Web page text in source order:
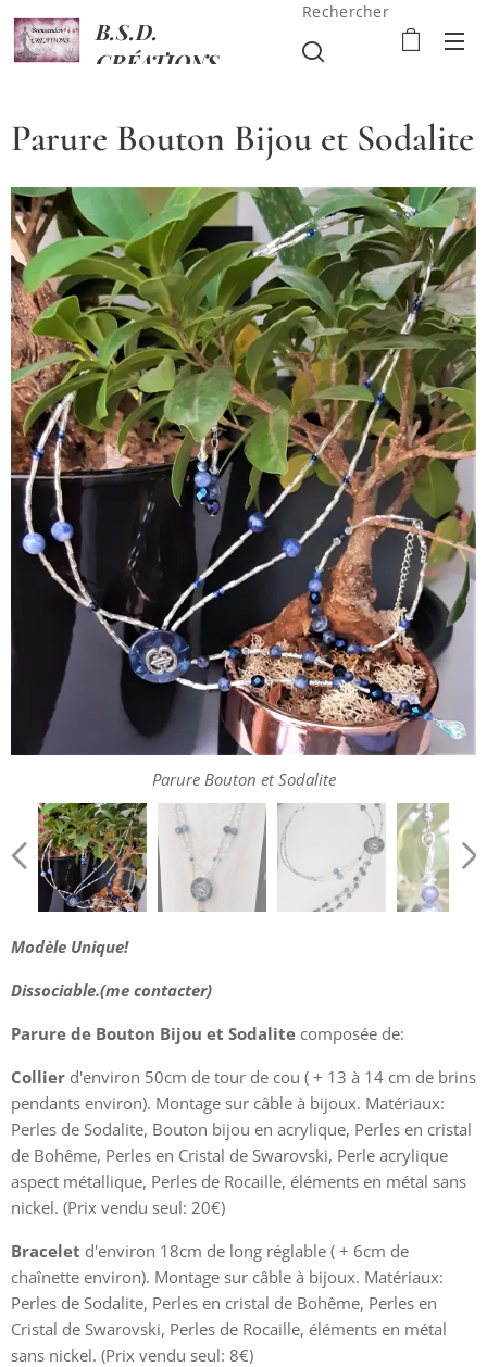
B.S.D.
CRÉATIONS
Rechercher
Parure Bouton Bijou et Sodalite
Parure Bouton et Sodalite
Parure Bouton et Sodalite
Parure Bouton et Sodalite
Parure Bouton et Sodalite
Parure Bouton et Sodalite
Modèle Unique!
Dissociable.(me contacter)
Parure de Bouton Bijou et Sodalite composée de:
Collier d'environ 50cm de tour de cou ( + 13 à 14 cm de brins
pendants environ). Montage sur câble à bijoux. Matériaux:
Perles de Sodalite, Bouton bijou en acrylique, Perles en cristal
de Bohême, Perles en Cristal de Swarovski, Perle acrylique
aspect métallique, Perles de Rocaille, éléments en métal sans
nickel. (Prix vendu seul: 20€)
Bracelet d'environ 18cm de long réglable ( + 6cm de
chaînette environ). Montage sur câble à bijoux. Matériaux:
Perles de Sodalite, Perles en cristal de Bohême, Perles en
Cristal de Swarovski, Perles de Rocaille, éléments en métal
sans nickel. (Prix vendu seul: 8€)